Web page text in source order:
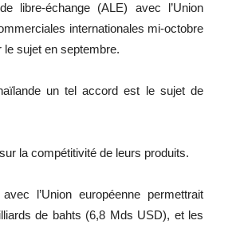
libre-échange (ALE) avec l’Union
internationales mi-octobre
le sujet en septembre.
un tel accord est le sujet de
la compétitivité de leurs produits.
l’Union européenne permettrait
de bahts (6,8 Mds USD), et les